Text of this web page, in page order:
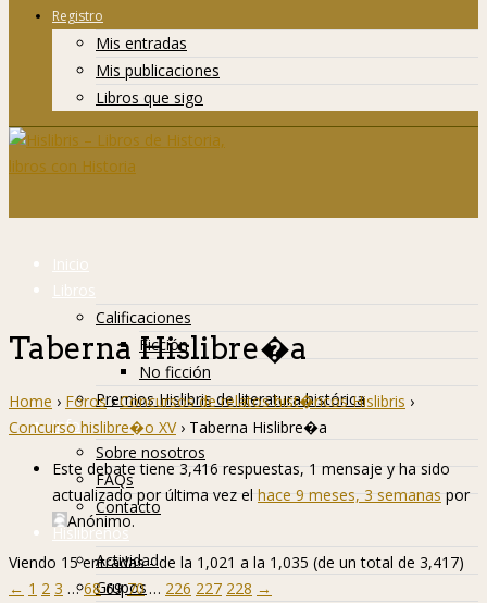
Registro
Mis entradas
Mis publicaciones
Libros que sigo
Inicio
Libros
Calificaciones
Ficción
No ficción
Premios Hislibris de literatura histórica
Info
Sobre nosotros
FAQs
Contacto
Hislibreños
Actividad
Grupos
Taberna Hislibre�a
Home › Foros › Concursos de relatos hist�ricos Hislibris ›
Concurso hislibre�o XV › Taberna Hislibre�a
Este debate tiene 3,416 respuestas, 1 mensaje y ha sido
actualizado por última vez el hace 9 meses, 3 semanas por
Anónimo.
Viendo 15 entradas - de la 1,021 a la 1,035 (de un total de 3,417)
← 1 2 3 … 68 69 70 … 226 227 228 →